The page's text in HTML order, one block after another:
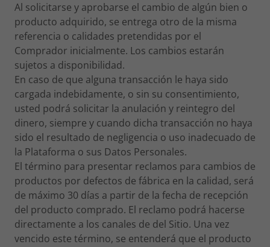
Al solicitarse y aprobarse el cambio de algún bien o
producto adquirido, se entrega otro de la misma
referencia o calidades pretendidas por el
Comprador inicialmente. Los cambios estarán
sujetos a disponibilidad.
En caso de que alguna transacción le haya sido
cargada indebidamente, o sin su consentimiento,
usted podrá solicitar la anulación y reintegro del
dinero, siempre y cuando dicha transacción no haya
sido el resultado de negligencia o uso inadecuado de
la Plataforma o sus Datos Personales.
El término para presentar reclamos para cambios de
productos por defectos de fábrica en la calidad, será
de máximo 30 días a partir de la fecha de recepción
del producto comprado. El reclamo podrá hacerse
directamente a los canales de del Sitio. Una vez
vencido este término, se entenderá que el producto